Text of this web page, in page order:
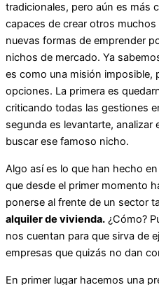
tradicionales, pero aún es más
capaces de crear otros
nuevas formas de emprender
nichos de mercado. Ya
es como una misión imposible,
opciones. La primera es
criticando todas las gestiones
segunda es levantarte, analizar
buscar ese famoso nicho.
Algo así es lo que han hecho en
que desde el primer momento
ponerse al frente de un sector
alquiler de vivienda. ¿Cómo?
nos cuentan para que sirva de
empresas que quizás no dan
En primer lugar hacemos una